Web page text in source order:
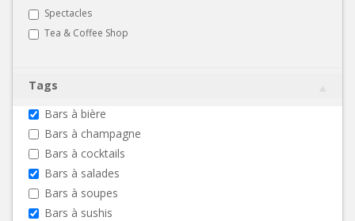
Spectacles
Tea & Coffee Shop
Tags
Bars à bière
Bars à champagne
Bars à cocktails
Bars à salades
Bars à soupes
Bars à sushis